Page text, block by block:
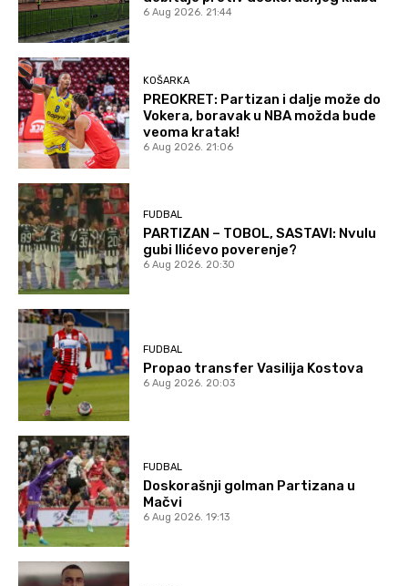
6 Aug 2026. 21:44
KOŠARKA
PREOKRET: Partizan i dalje može do
Vokera, boravak u NBA možda bude
veoma kratak!
6 Aug 2026. 21:06
FUDBAL
PARTIZAN – TOBOL, SASTAVI: Nvulu
gubi Ilićevo poverenje?
6 Aug 2026. 20:30
FUDBAL
Propao transfer Vasilija Kostova
6 Aug 2026. 20:03
FUDBAL
Doskorašnji golman Partizana u
Mačvi
6 Aug 2026. 19:13